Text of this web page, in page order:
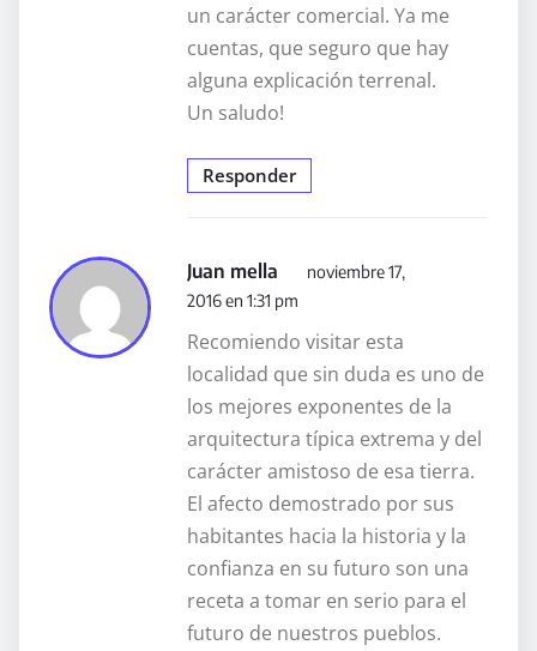
un carácter comercial. Ya me
cuentas, que seguro que hay
alguna explicación terrenal.
Un saludo!
Responder
Juan mella
noviembre 17,
2016 en 1:31 pm
Recomiendo visitar esta
localidad que sin duda es uno de
los mejores exponentes de la
arquitectura típica extrema y del
carácter amistoso de esa tierra.
El afecto demostrado por sus
habitantes hacia la historia y la
confianza en su futuro son una
receta a tomar en serio para el
futuro de nuestros pueblos.